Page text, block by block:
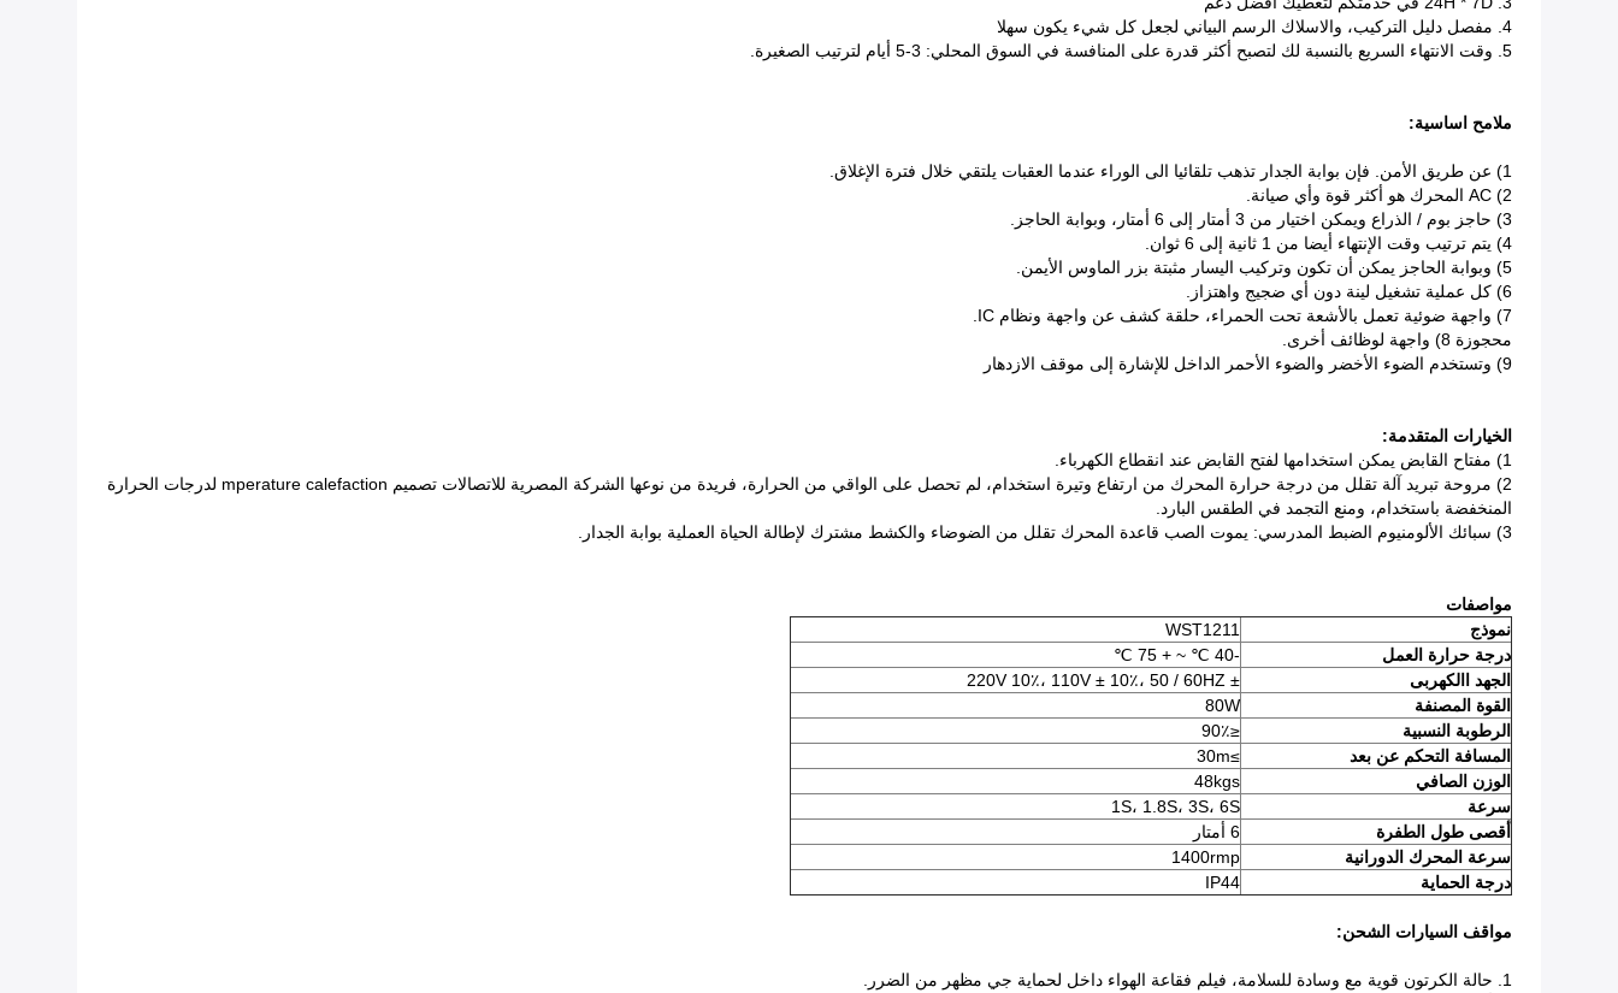
4. مفصل دليل التركيب، والاسلاك الرسم البياني لجعل كل شيء يكون سهلا
5. وقت الانتهاء السريع بالنسبة لك لتصبح أكثر قدرة على المنافسة في السوق المحلي: 3-5 أيام لترتيب الصغيرة.
ملامح اساسية:
1) عن طريق الأمن. فإن بوابة الجدار تذهب تلقائيا الى الوراء عندما العقبات يلتقي خلال فترة الإغلاق.
2) AC المحرك هو أكثر قوة وأي صيانة.
3) حاجز بوم / الذراع ويمكن اختيار من 3 أمتار إلى 6 أمتار، وبوابة الحاجز.
4) يتم ترتيب وقت الإنتهاء أيضا من 1 ثانية إلى 6 ثوان.
5) وبوابة الحاجز يمكن أن تكون وتركيب اليسار مثبتة بزر الماوس الأيمن.
6) كل عملية تشغيل لينة دون أي ضجيج واهتزاز.
7) واجهة ضوئية تعمل بالأشعة تحت الحمراء، حلقة كشف عن واجهة ونظام IC.
محجوزة 8) واجهة لوظائف أخرى.
9) وتستخدم الضوء الأخضر والضوء الأحمر الداخل للإشارة إلى موقف الازدهار
الخيارات المتقدمة:
1) مفتاح القابض يمكن استخدامها لفتح القابض عند انقطاع الكهرباء.
2) مروحة تبريد آلة تقلل من درجة حرارة المحرك من ارتفاع وتيرة استخدام، لم تحصل على الواقي من الحرارة، فريدة من نوعها الشركة المصرية للاتصالات تصميم mperature calefaction لدرجات الحرارة
المنخفضة باستخدام، ومنع التجمد في الطقس البارد.
3) سبائك الألومنيوم الضبط المدرسي: يموت الصب قاعدة المحرك تقلل من الضوضاء والكشط مشترك لإطالة الحياة العملية بوابة الجدار.
مواصفات
نموذج
WST1211
درجة حرارة العمل
-40 ℃ ~ + 75 ℃
الجهد االكهربى
± 220V 10٪، 110V ± 10٪، 50 / 60HZ
القوة المصنفة
80W
الرطوبة النسبية
≤90٪
المسافة التحكم عن بعد
≥30m
الوزن الصافي
48kgs
سرعة
1S، 1.8S، 3S، 6S
أقصى طول الطفرة
6 أمتار
سرعة المحرك الدورانية
1400rmp
درجة الحماية
IP44
مواقف السيارات الشحن:
1. حالة الكرتون قوية مع وسادة للسلامة، فيلم فقاعة الهواء داخل لحماية جي مظهر من الضرر.